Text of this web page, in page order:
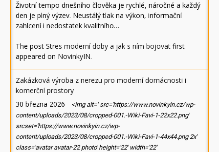
Životní tempo dnešního člověka je rychlé, náročné a každý
den je plný výzev. Neustálý tlak na výkon, informační
zahlcení i nedostatek kvalitního…
The post Stres moderní doby a jak s ním bojovat first
appeared on NovinkyIN.
Zakázková výroba z nerezu pro moderní domácnosti i
komerční prostory
30 března 2026 - <img alt='' src='https://www.novinkyin.cz/wp-
content/uploads/2023/08/cropped-001.-Wiki-Favi-1-22x22.png'
srcset='https://www.novinkyin.cz/wp-
content/uploads/2023/08/cropped-001.-Wiki-Favi-1-44x44.png 2x'
class='avatar avatar-22 photo' height='22' width='22'